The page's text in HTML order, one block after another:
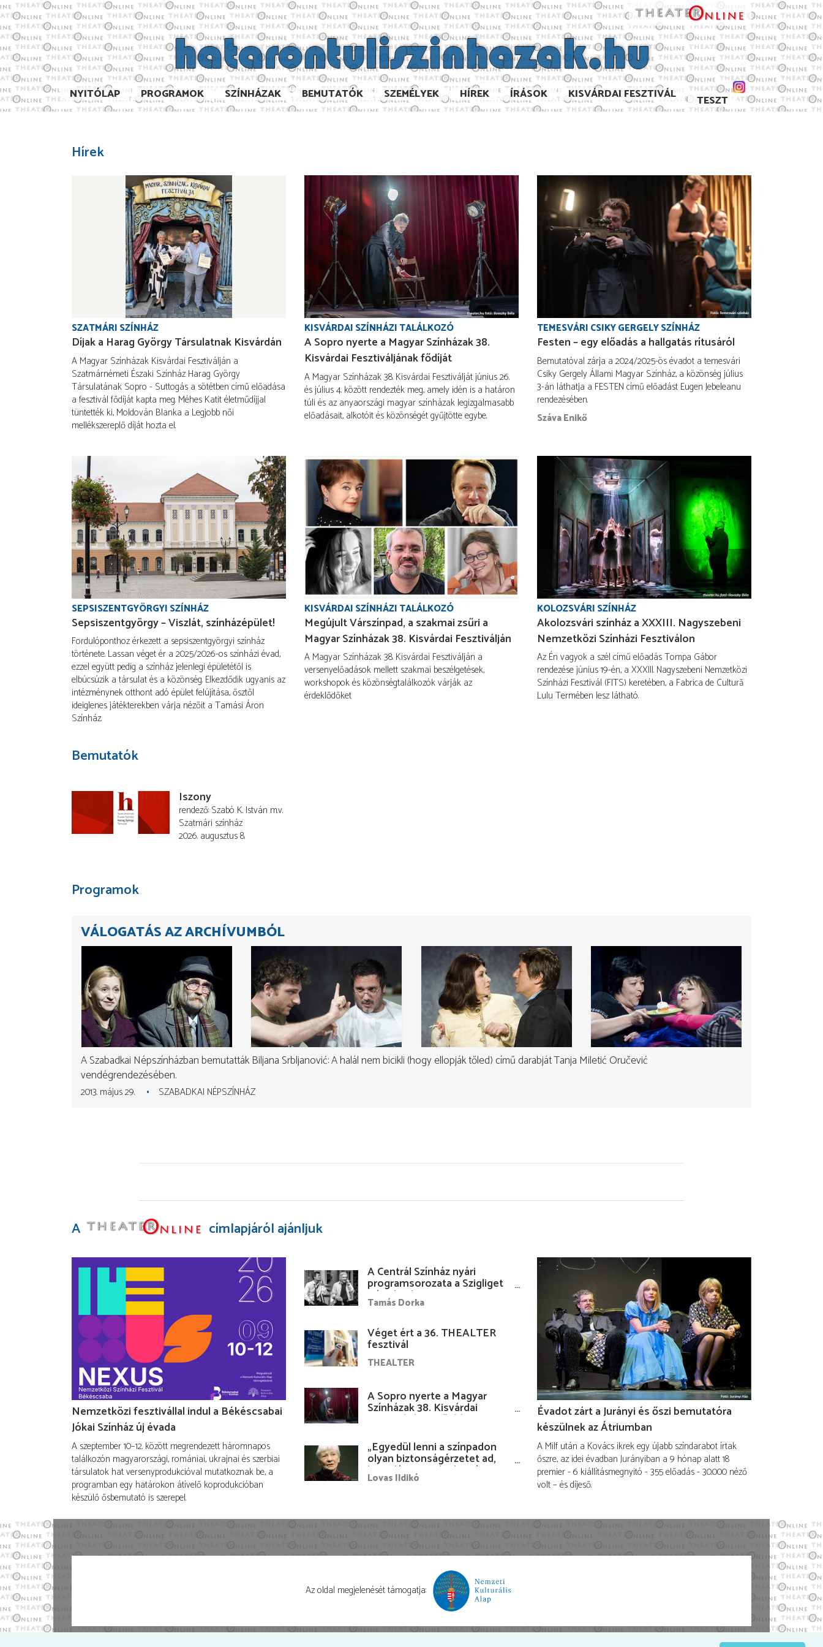
NYITÓLAP PROGRAMOK SZÍNHÁZAK BEMUTATÓK SZEMÉLYEK HÍREK ÍRÁSOK KISVÁRDAI FESZTIVÁL TESZT
Hírek
SZATMÁRI SZÍNHÁZ
Díjak a Harag György Társulatnak Kisvárdán
A Magyar Színházak Kisvárdai Fesztiválján a
Szatmárnémeti Északi Színház Harag György
Társulatának Sopro - Suttogás a sötétben című előadása
a fesztivál fődíját kapta meg. Méhes Katit életműdíjjal
tüntették ki, Moldován Blanka a Legjobb női
mellékszereplő díját hozta el.
KISVÁRDAI SZÍNHÁZI TALÁLKOZÓ
A Sopro nyerte a Magyar Színházak 38.
Kisvárdai Fesztiváljának fődíját
A Magyar Színházak 38. Kisvárdai Fesztiválját június 26.
és július 4. között rendezték meg, amely idén is a határon
túli és az anyaországi magyar színházak legizgalmasabb
előadásait, alkotóit és közönségét gyűjtötte egybe.
TEMESVÁRI CSIKY GERGELY SZÍNHÁZ
Festen – egy előadás a hallgatás rítusáról
Bemutatóval zárja a 2024/2025-ös évadot a temesvári
Csiky Gergely Állami Magyar Színház, a közönség július
3-án láthatja a FESTEN című előadást Eugen Jebeleanu
rendezésében.
Száva Enikő
SEPSISZENTGYÖRGYI SZÍNHÁZ
Sepsiszentgyörgy – Viszlát, színházépület!
Fordulóponthoz érkezett a sepsiszentgyörgyi színház
története. Lassan véget ér a 2025/2026-os színházi évad,
ezzel együtt pedig a színház jelenlegi épületétől is
elbúcsúzik a társulat és a közönség. Elkezdődik ugyanis az
intézménynek otthont adó épület felújítása, ősztől
ideiglenes játékterekben várja nézőit a Tamási Áron
Színház.
KISVÁRDAI SZÍNHÁZI TALÁLKOZÓ
Megújult Várszínpad, a szakmai zsűri a
Magyar Színházak 38. Kisvárdai Fesztiválján
A Magyar Színházak 38. Kisvárdai Fesztiválján a
versenyelőadások mellett szakmai beszélgetések,
workshopok és közönségtalálkozók várják az
érdeklődőket
KOLOZSVÁRI SZÍNHÁZ
Akolozsvári színház a XXXIII. Nagyszebeni
Nemzetközi Színházi Fesztiválon
Az Én vagyok a szél című előadás Tompa Gábor
rendezése június 19-én, a XXXIII. Nagyszebeni Nemzetközi
Színházi Fesztivál (FITS) keretében, a Fabrica de Cultură
Lulu Termében lesz látható.
Bemutatók
Iszony
rendező Szabó K. István m.v.
Szatmári színház
2026. augusztus 8.
Programok
VÁLOGATÁS AZ ARCHÍVUMBÓL
A Szabadkai Népszínházban bemutatták Biljana Srbljanović: A halál nem bicikli (hogy ellopják tőled) című darabját Tanja Miletić Oručević
vendégrendezésében.
2013. május 29. SZABADKAI NÉPSZÍNHÁZ
A címlapjáról ajánljuk
Nemzetközi fesztivállal indul a Békéscsabai
Jókai Színház új évada
A szeptember 10–12. között megrendezett háromnapos
találkozón magyarországi, romániai, ukrajnai és szerbiai
társulatok hat versenyprodukcióval mutatkoznak be, a
programban egy határokon átívelő koprodukcióban
készülő ősbemutató is szerepel.
A Centrál Színház nyári
programsorozata a Szigliget
Várudvarban
Tamás Dorka
Véget ért a 36. THEALTER
fesztivál
THEALTER
A Sopro nyerte a Magyar
Színházak 38. Kisvárdai
Fesztiváljának fődíját
„Egyedül lenni a színpadon
olyan biztonságérzetet ad,
hogy lám, mindenki más
nélkül is megvagyok
Lovas Ildikó
Évadot zárt a Jurányi és őszi bemutatóra
készülnek az Átriumban
A Milf után a Kovács ikrek egy újabb színdarabot írtak
őszre, az idei évadban Jurányiban a 9 hónap alatt 18
premier - 6 kiállításmegnyitó - 355 előadás - 30.000 néző
volt – és díjeső.
Az oldal megjelenését támogatja: